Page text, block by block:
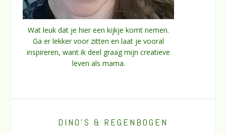
Wat leuk dat je hier een kijkje komt nemen.
Ga er lekker voor zitten en laat je vooral
inspireren, want ik deel graag mijn creatieve
leven als mama.
DINO’S & REGENBOGEN